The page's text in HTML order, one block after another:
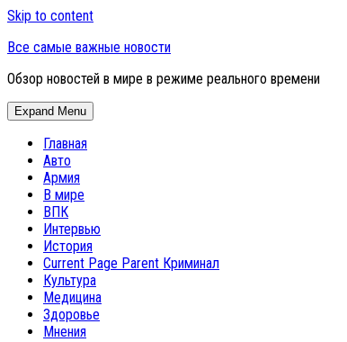
Skip to content
Все самые важные новости
Обзор новостей в мире в режиме реального времени
Expand Menu
Главная
Авто
Армия
В мире
ВПК
Интервью
История
Current Page Parent Криминал
Культура
Медицина
Здоровье
Мнения